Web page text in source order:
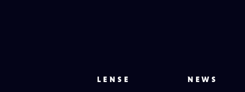
LENSE NEWS